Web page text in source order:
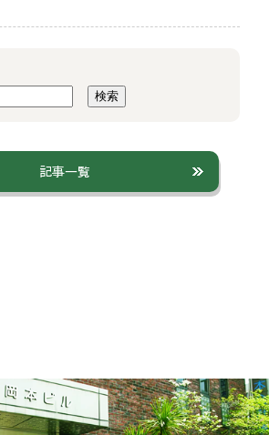
検索
記事一覧